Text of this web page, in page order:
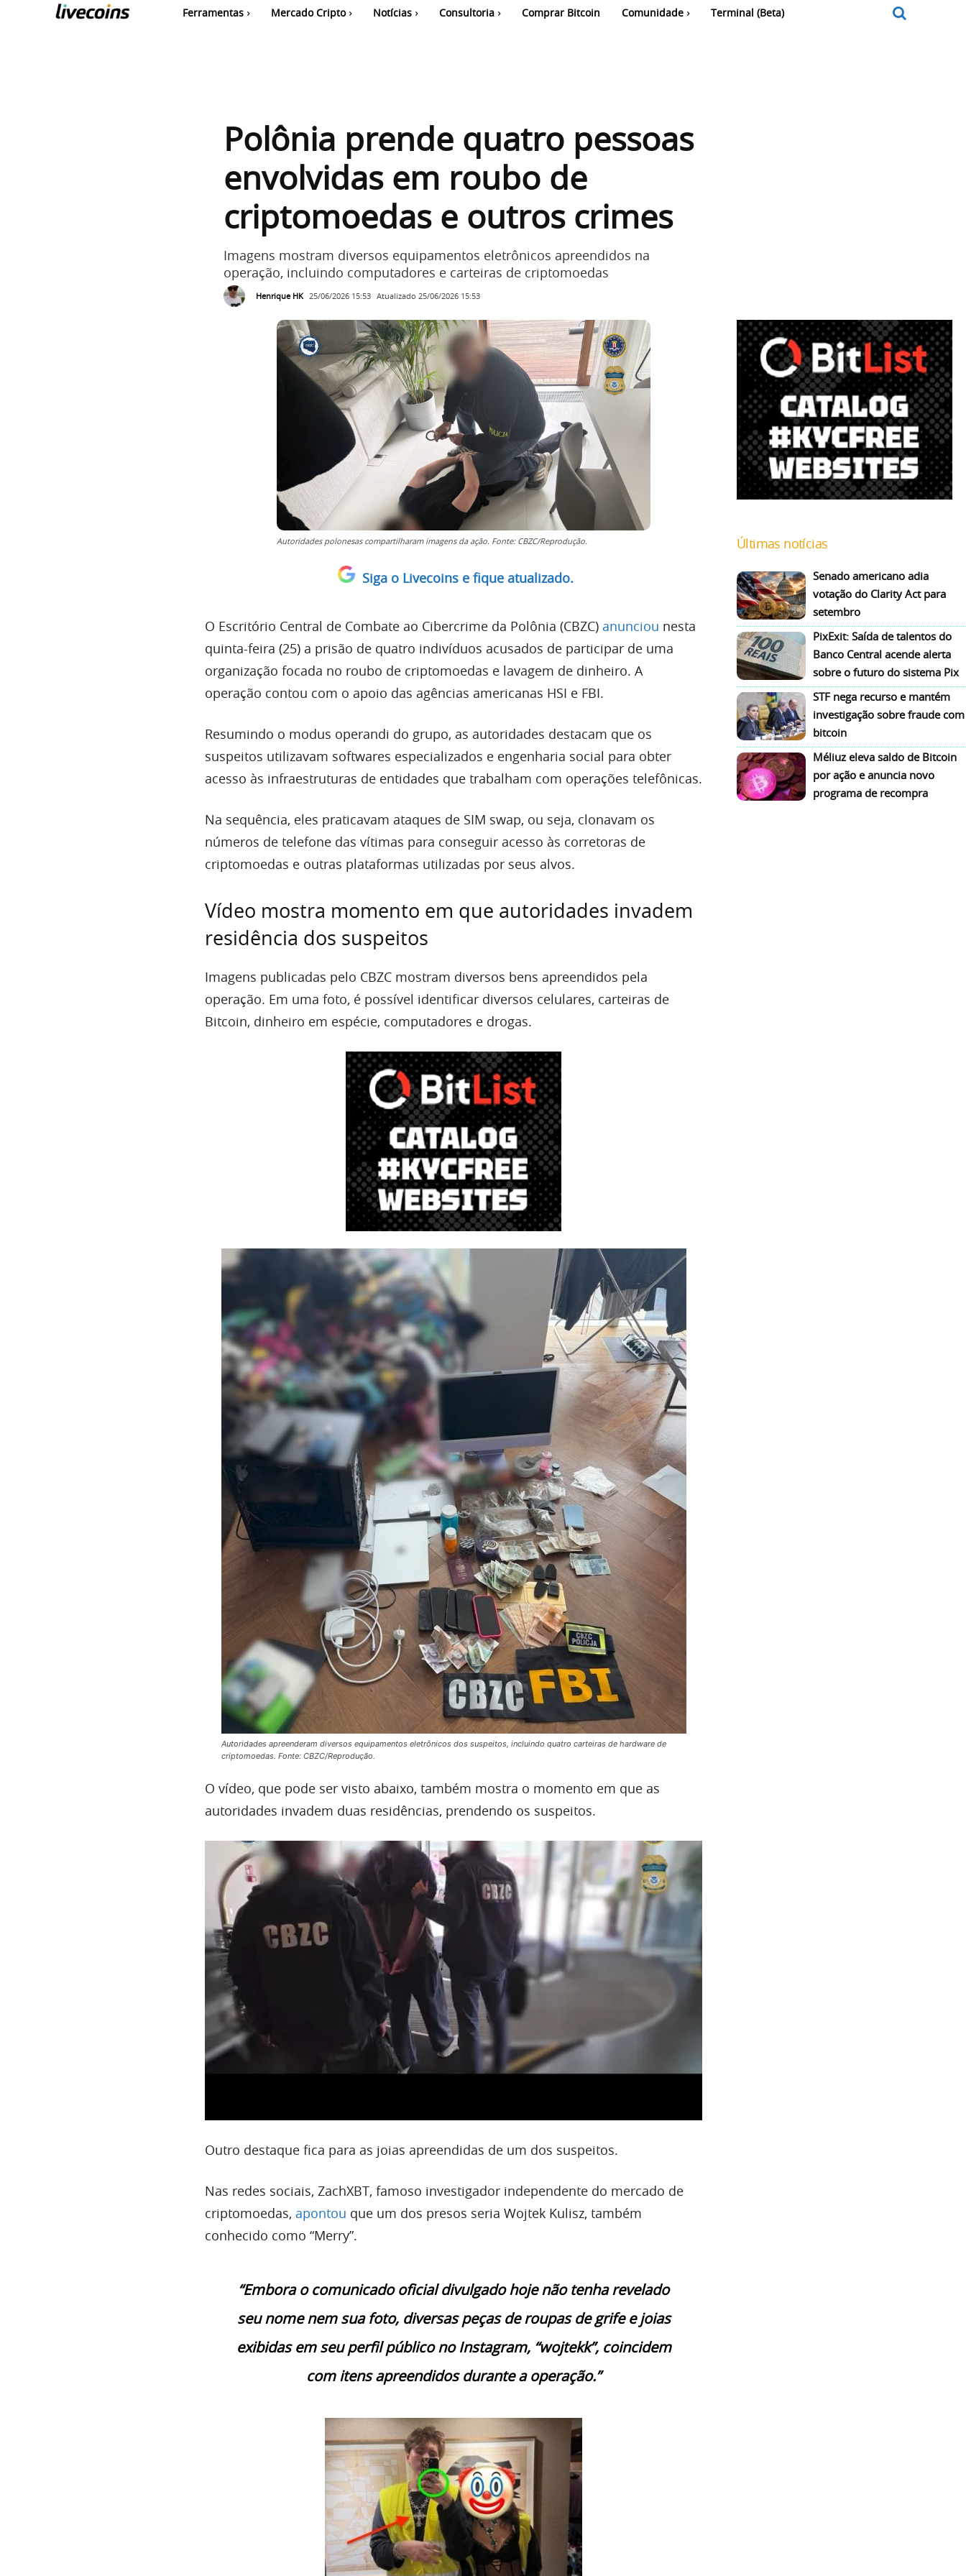
Ferramentas Mercado Cripto Notícias Consultoria Comprar Bitcoin Comunidade Terminal (Beta)
Polônia prende quatro pessoas
envolvidas em roubo de
criptomoedas e outros crimes
Imagens mostram diversos equipamentos eletrônicos apreendidos na
operação, incluindo computadores e carteiras de criptomoedas
Henrique HK 25/06/2026 15:53 Atualizado 25/06/2026 15:53
Autoridades polonesas compartilharam imagens da ação. Fonte: CBZC/Reprodução.
Siga o Livecoins e fique atualizado.
O Escritório Central de Combate ao Cibercrime da Polônia (CBZC) anunciou nesta
quinta-feira (25) a prisão de quatro indivíduos acusados de participar de uma
organização focada no roubo de criptomoedas e lavagem de dinheiro. A
operação contou com o apoio das agências americanas HSI e FBI.
Resumindo o modus operandi do grupo, as autoridades destacam que os
suspeitos utilizavam softwares especializados e engenharia social para obter
acesso às infraestruturas de entidades que trabalham com operações telefônicas.
Na sequência, eles praticavam ataques de SIM swap, ou seja, clonavam os
números de telefone das vítimas para conseguir acesso às corretoras de
criptomoedas e outras plataformas utilizadas por seus alvos.
Vídeo mostra momento em que autoridades invadem
residência dos suspeitos
Imagens publicadas pelo CBZC mostram diversos bens apreendidos pela
operação. Em uma foto, é possível identificar diversos celulares, carteiras de
Bitcoin, dinheiro em espécie, computadores e drogas.
Autoridades apreenderam diversos equipamentos eletrônicos dos suspeitos, incluindo quatro carteiras de hardware de
criptomoedas. Fonte: CBZC/Reprodução.
O vídeo, que pode ser visto abaixo, também mostra o momento em que as
autoridades invadem duas residências, prendendo os suspeitos.
Outro destaque fica para as joias apreendidas de um dos suspeitos.
Nas redes sociais, ZachXBT, famoso investigador independente do mercado de
criptomoedas, apontou que um dos presos seria Wojtek Kulisz, também
conhecido como “Merry”.
“Embora o comunicado oficial divulgado hoje não tenha revelado
seu nome nem sua foto, diversas peças de roupas de grife e joias
exibidas em seu perfil público no Instagram, “wojtekk”, coincidem
com itens apreendidos durante a operação.”
Últimas notícias
Senado americano adia
votação do Clarity Act para
setembro
PixExit: Saída de talentos do
Banco Central acende alerta
sobre o futuro do sistema Pix
STF nega recurso e mantém
investigação sobre fraude com
bitcoin
Méliuz eleva saldo de Bitcoin
por ação e anuncia novo
programa de recompra